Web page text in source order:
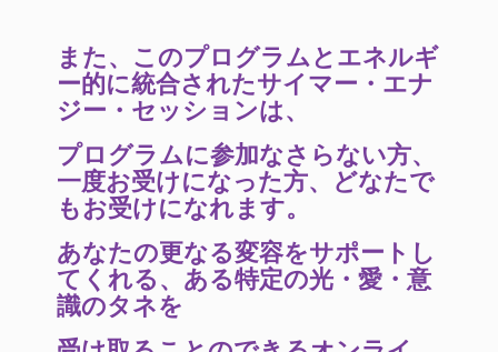
また、このプログラムとエネルギ
ー的に統合されたサイマー・エナ
ジー・ セッションは、
プログラムに参加なさらない方、
一度お受けになった方、 どなたで
もお受けになれます。
あなたの更なる変容をサポートし
てくれる、ある特定の光・愛・ 意
識のタネを